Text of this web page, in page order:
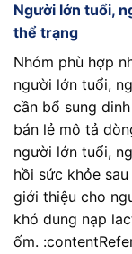
Người lớn tuổi,
thể trạng
Nhóm phù hợp
người lớn tuổi,
cần bổ sung
bán lẻ mô tả
người lớn tuổi,
hồi sức khỏe
giới thiệu cho
khó dung nạp
ốm.